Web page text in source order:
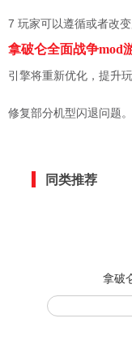
7 玩家可以遵循或者改
拿破仑全面战争mod
引擎将重新优化，提升
修复部分机型闪退问题。
同类推荐
拿破